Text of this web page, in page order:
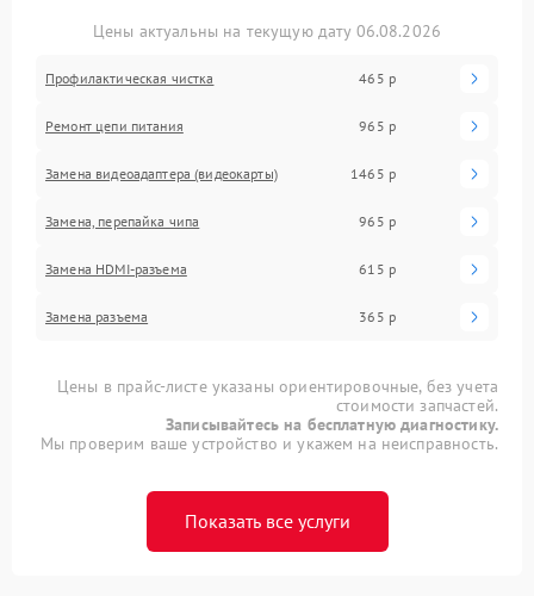
Цены актуальны на текущую дату 06.08.2026
Профилактическая чистка 465 р
Ремонт цепи питания 965 р
Замена видеоадаптера (видеокарты) 1465 р
Замена, перепайка чипа 965 р
Замена HDMI-разъема 615 р
Замена разъема 365 р
Цены в прайс-листе указаны ориентировочные, без учета
стоимости запчастей.
Записывайтесь на бесплатную диагностику.
Мы проверим ваше устройство и укажем на неисправность.
Показать все услуги